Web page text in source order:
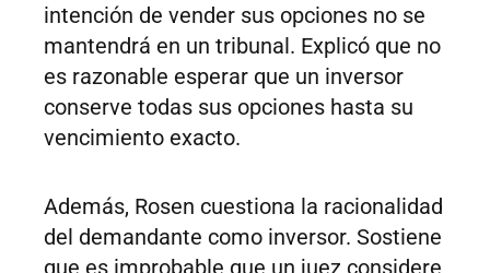
intención de vender sus opciones no se
mantendrá en un tribunal. Explicó que no
es razonable esperar que un inversor
conserve todas sus opciones hasta su
vencimiento exacto.
Además, Rosen cuestiona la racionalidad
del demandante como inversor. Sostiene